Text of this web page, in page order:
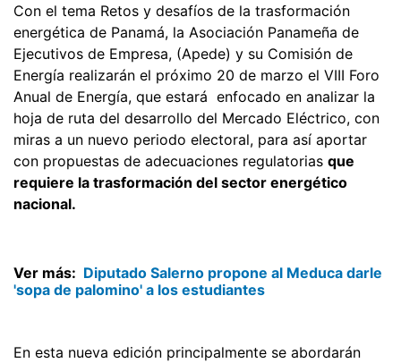
Con el tema Retos y desafíos de la trasformación
energética de Panamá, la Asociación Panameña de
Ejecutivos de Empresa, (Apede) y su Comisión de
Energía realizarán el próximo 20 de marzo el VIII Foro
Anual de Energía, que estará enfocado en analizar la
hoja de ruta del desarrollo del Mercado Eléctrico, con
miras a un nuevo periodo electoral, para así aportar
con propuestas de adecuaciones regulatorias que
requiere la trasformación del sector energético
nacional.
Ver más: Diputado Salerno propone al Meduca darle
'sopa de palomino' a los estudiantes
En esta nueva edición principalmente se abordarán